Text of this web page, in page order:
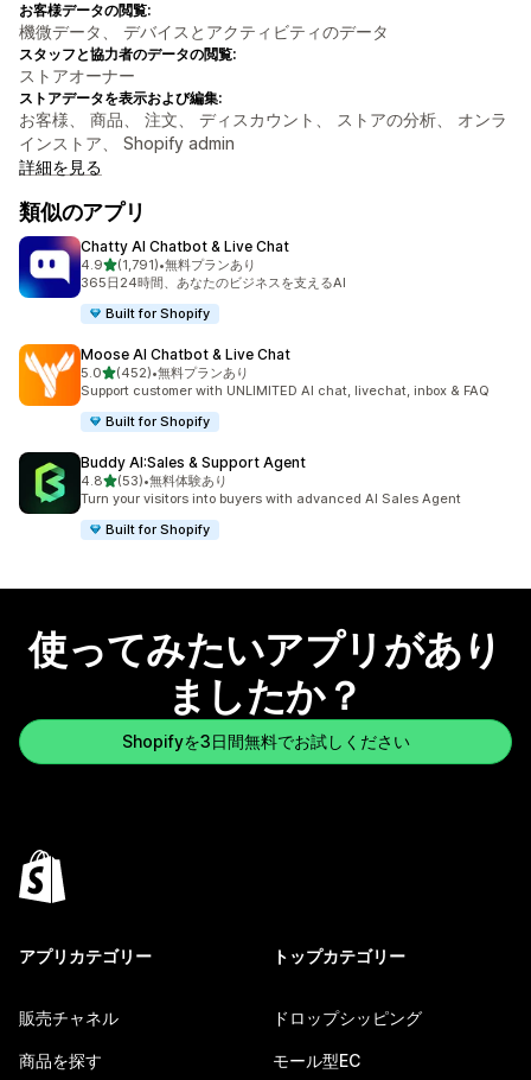
お客様データの閲覧:
機微データ、 デバイスとアクティビティのデータ
スタッフと協力者のデータの閲覧:
ストアオーナー
ストアデータを表示および編集:
お客様、 商品、 注文、 ディスカウント、 ストアの分析、 オンラ
インストア、 Shopify admin
詳細を見る
類似のアプリ
Chatty AI Chatbot & Live Chat
4.95つ星中
(1,791)
合計レビュー数：1791件
•無料プランあり
365日24時間、あなたのビジネスを支えるAI
Built for Shopify
Moose AI Chatbot & Live Chat
5.05つ星中
(452)
合計レビュー数：452件
•無料プランあり
Support customer with UNLIMITED AI chat, livechat, inbox & FAQ
Built for Shopify
Buddy AI:Sales & Support Agent
4.85つ星中
(53)
合計レビュー数：53件
•無料体験あり
Turn your visitors into buyers with advanced AI Sales Agent
Built for Shopify
使ってみたいアプリがあり
ましたか？
Shopifyを3日間無料でお試しください
アプリカテゴリー
販売チャネル
商品を探す
トップカテゴリー
ドロップシッピング
モール型EC